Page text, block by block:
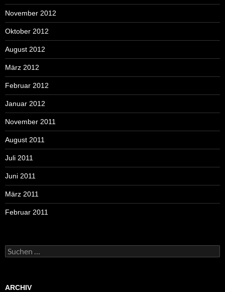
November 2012
Oktober 2012
August 2012
März 2012
Februar 2012
Januar 2012
November 2011
August 2011
Juli 2011
Juni 2011
März 2011
Februar 2011
Suchen
nach:
ARCHIV